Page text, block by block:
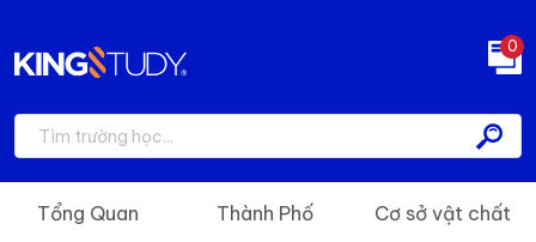
0
Tổng Quan Thành Phố Cơ sở vật chất